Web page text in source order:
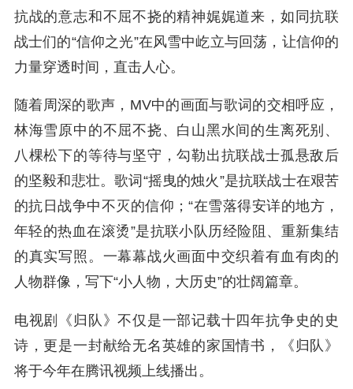
抗战的意志和不屈不挠的精神娓娓道来，如同抗联
战士们的“信仰之光”在风雪中屹立与回荡，让信仰的
力量穿透时间，直击人心。
随着周深的歌声，MV中的画面与歌词的交相呼应，
林海雪原中的不屈不挠、白山黑水间的生离死别、
八棵松下的等待与坚守，勾勒出抗联战士孤悬敌后
的坚毅和悲壮。歌词“摇曳的烛火”是抗联战士在艰苦
的抗日战争中不灭的信仰；“在雪落得安详的地方，
年轻的热血在滚烫”是抗联小队历经险阻、重新集结
的真实写照。一幕幕战火画面中交织着有血有肉的
人物群像，写下“小人物，大历史”的壮阔篇章。
电视剧《归队》不仅是一部记载十四年抗争史的史
诗，更是一封献给无名英雄的家国情书，《归队》
将于今年在腾讯视频上线播出。